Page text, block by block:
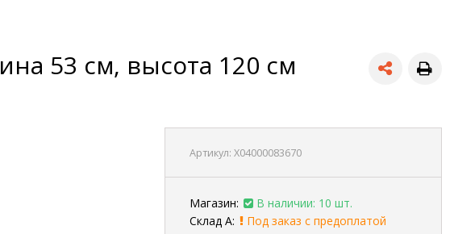
53 см, высота 120 см
Артикул: X04000083670
Магазин:
В наличии: 10 шт.
Склад А:
Под заказ с предоплатой